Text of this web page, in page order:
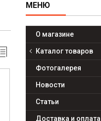
О магазине
Каталог товаров
Фотогалерея
Новости
Статьи
Доставка и оплата